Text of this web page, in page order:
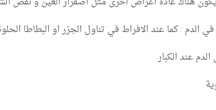
في الدم : كما عند الافراط في تناول الجزر او البطاطا
عند الكبار